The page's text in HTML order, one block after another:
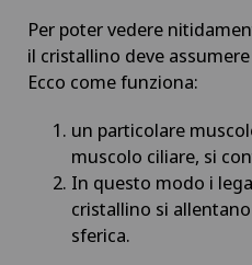
Per poter vedere
il cristallino deve
Ecco come funziona:
un particolare
muscolo ciliare, si
In questo modo i
cristallino si
sferica.